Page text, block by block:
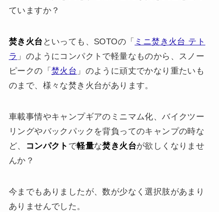
ていますか？
焚き火台 といっても、SOTOの「 ミニ焚き火台 テト
ラ 」のようにコンパクトで軽量なものから、スノー
ピークの「 焚火台 」のように頑丈でかなり重たいも
のまで、様々な焚き火台があります。
車載事情やキャンプギアのミニマム化、バイクツー
リングやバックパックを背負ってのキャンプの時な
ど、
コンパクト で軽量な焚き火台が欲しくなりませ
んか？
今までもありましたが、数が少なく選択肢があまり
ありませんでした。